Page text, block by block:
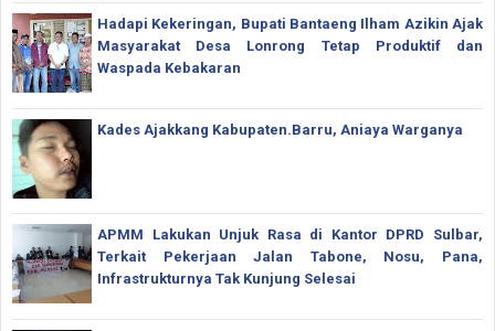
Hadapi Kekeringan, Bupati Bantaeng Ilham Azikin Ajak
Masyarakat Desa Lonrong Tetap Produktif dan
Waspada Kebakaran
Kades Ajakkang Kabupaten.Barru, Aniaya Warganya
APMM Lakukan Unjuk Rasa di Kantor DPRD Sulbar,
Terkait Pekerjaan Jalan Tabone, Nosu, Pana,
Infrastrukturnya Tak Kunjung Selesai